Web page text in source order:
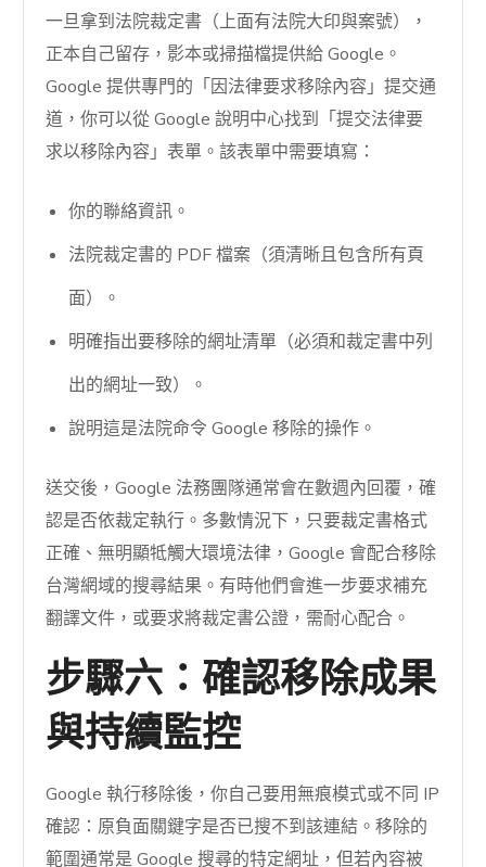
一旦拿到法院裁定書（上面有法院大印與案號），
正本自己留存，影本或掃描檔提供給 Google。
Google 提供專門的「因法律要求移除內容」提交通
道，你可以從 Google 說明中心找到「提交法律要
求以移除內容」表單。該表單中需要填寫：
你的聯絡資訊。
法院裁定書的 PDF 檔案（須清晰且包含所有頁
面）。
明確指出要移除的網址清單（必須和裁定書中列
出的網址一致）。
說明這是法院命令 Google 移除的操作。
送交後，Google 法務團隊通常會在數週內回覆，確
認是否依裁定執行。多數情況下，只要裁定書格式
正確、無明顯牴觸大環境法律，Google 會配合移除
台灣網域的搜尋結果。有時他們會進一步要求補充
翻譯文件，或要求將裁定書公證，需耐心配合。
步驟六：確認移除成果
與持續監控
Google 執行移除後，你自己要用無痕模式或不同 IP
確認：原負面關鍵字是否已搜不到該連結。移除的
範圍通常是 Google 搜尋的特定網址，但若內容被